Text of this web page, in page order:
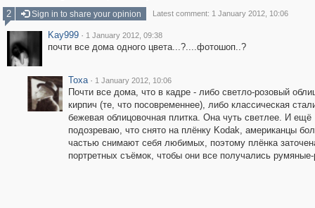
2
Sign in to share your opinion Latest comment: 1 January 2012, 10:06
Kay999 · 1 January 2012, 09:38
почти все дома одного цвета...?....фотошоп..?
Toxa · 1 January 2012, 10:06
Почти все дома, что в кадре - либо светло-розовый
кирпич (те, что посовременнее), либо классическая
бежевая облицовочная плитка. Она чуть светлее. И ещё
подозреваю, что снято на плёнку Kodak, американцы
частью снимают себя любимых, поэтому плёнка
портретных съёмок, чтобы они все получались